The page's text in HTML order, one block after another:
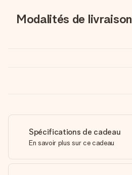
Modalités de livraison
Spécifications de cadeau
En savoir plus sur ce cadeau